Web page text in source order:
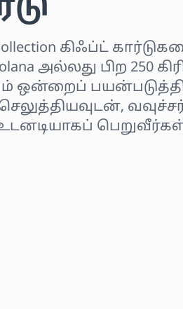
கிஃப்ட்
அல்லது பிற 250
ஒன்றைப்